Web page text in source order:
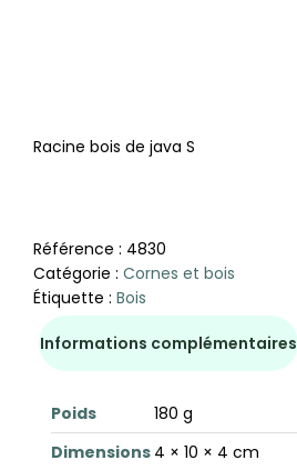
Racine bois de java S
Référence : 4830
Catégorie : Cornes et bois
Étiquette : Bois
Informations complémentaires
Poids
180 g
Dimensions 4 × 10 × 4 cm